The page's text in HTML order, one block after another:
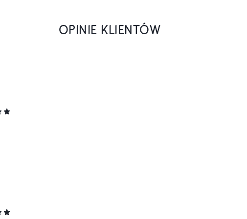
OPINIE KLIENTÓW